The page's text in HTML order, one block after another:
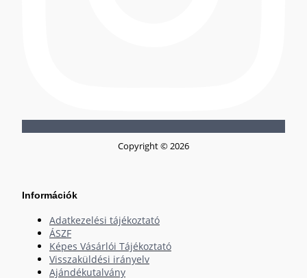
Copyright © 2026
Információk
Adatkezelési tájékoztató
ÁSZF
Képes Vásárlói Tájékoztató
Visszaküldési irányelv
Ajándékutalvány